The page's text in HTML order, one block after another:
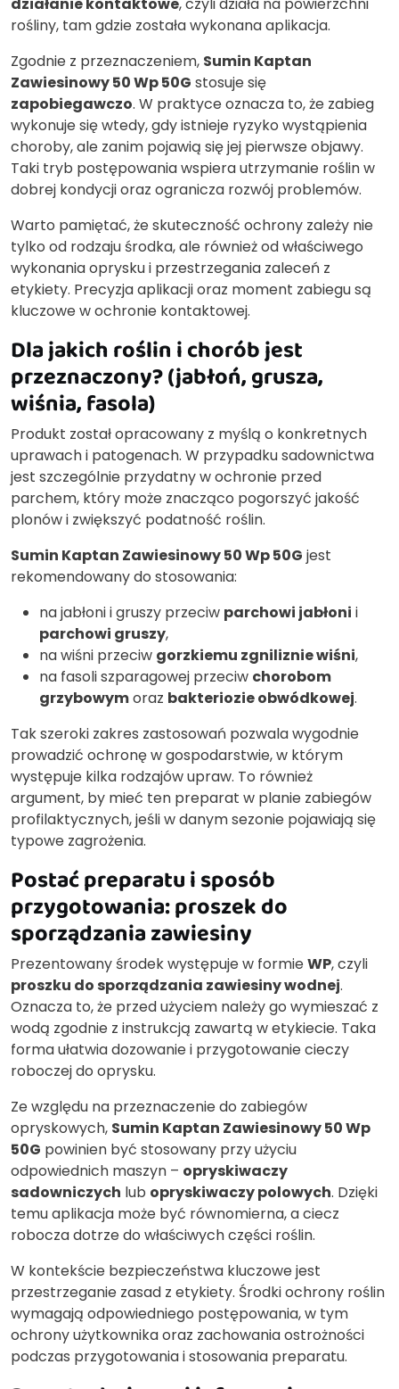
rośliny, tam gdzie została wykonana aplikacja.
Zgodnie z przeznaczeniem, Sumin Kaptan
Zawiesinowy 50 Wp 50G stosuje się
zapobiegawczo. W praktyce oznacza to, że zabieg
wykonuje się wtedy, gdy istnieje ryzyko wystąpienia
choroby, ale zanim pojawią się jej pierwsze objawy.
Taki tryb postępowania wspiera utrzymanie roślin w
dobrej kondycji oraz ogranicza rozwój problemów.
Warto pamiętać, że skuteczność ochrony zależy nie
tylko od rodzaju środka, ale również od właściwego
wykonania oprysku i przestrzegania zaleceń z
etykiety. Precyzja aplikacji oraz moment zabiegu są
kluczowe w ochronie kontaktowej.
Dla jakich roślin i chorób jest
przeznaczony? (jabłoń, grusza,
wiśnia, fasola)
Produkt został opracowany z myślą o konkretnych
uprawach i patogenach. W przypadku sadownictwa
jest szczególnie przydatny w ochronie przed
parchem, który może znacząco pogorszyć jakość
plonów i zwiększyć podatność roślin.
Sumin Kaptan Zawiesinowy 50 Wp 50G jest
rekomendowany do stosowania:
na jabłoni i gruszy przeciw parchowi jabłoni i
parchowi gruszy,
na wiśni przeciw gorzkiemu zgniliznie wiśni,
na fasoli szparagowej przeciw chorobom
grzybowymoraz bakteriozie obwódkowej.
Tak szeroki zakres zastosowań pozwala wygodnie
prowadzić ochronę w gospodarstwie, w którym
występuje kilka rodzajów upraw. To również
argument, by mieć ten preparat w planie zabiegów
profilaktycznych, jeśli w danym sezonie pojawiają się
typowe zagrożenia.
Postać preparatu i sposób
przygotowania: proszek do
sporządzania zawiesiny
Prezentowany środek występuje w formieWP, czyli
proszku do sporządzania zawiesiny wodnej.
Oznacza to, że przed użyciem należy go wymieszać z
wodą zgodnie z instrukcją zawartą w etykiecie. Taka
forma ułatwia dozowanie i przygotowanie cieczy
roboczej do oprysku.
Ze względu na przeznaczenie do zabiegów
opryskowych, Sumin Kaptan Zawiesinowy 50 Wp
50G powinien być stosowany przy użyciu
odpowiednich maszyn – opryskiwaczy
sadowniczych lub opryskiwaczy polowych. Dzięki
temu aplikacja może być równomierna, a ciecz
robocza dotrze do właściwych części roślin.
W kontekście bezpieczeństwa kluczowe jest
przestrzeganie zasad z etykiety. Środki ochrony roślin
wymagają odpowiedniego postępowania, w tym
ochrony użytkownika oraz zachowania ostrożności
podczas przygotowania i stosowania preparatu.